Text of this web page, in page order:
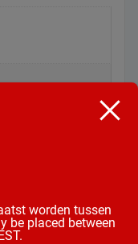
worden tussen
be placed between